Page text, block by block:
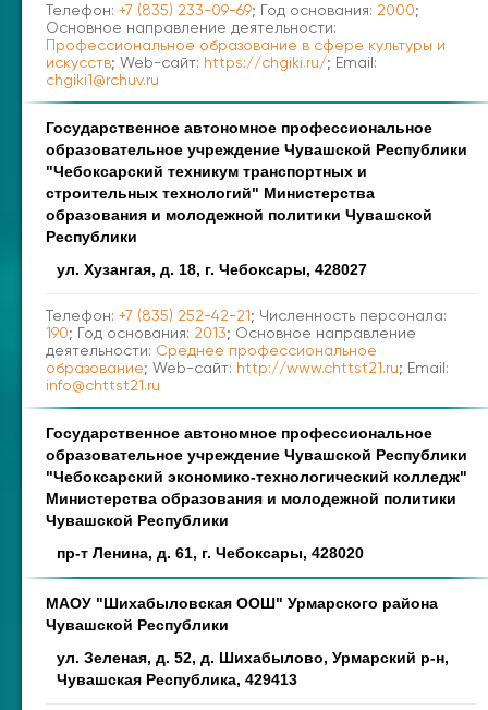
Телефон: +7 (835) 233-09-69; Год основания: 2000;
Основное направление деятельности:
Профессиональное образование в сфере культуры и
искусств; Web-сайт: https://chgiki.ru/; Email:
chgiki1@rchuv.ru
Государственное автономное профессиональное
образовательное учреждение Чувашской Республики
"Чебоксарский техникум транспортных и
строительных технологий" Министерства
образования и молодежной политики Чувашской
Республики
ул. Хузангая, д. 18, г. Чебоксары, 428027
Телефон: +7 (835) 252-42-21; Численность персонала:
190; Год основания: 2013; Основное направление
деятельности: Cреднее профессиональное
образование; Web-сайт: http://www.chttst21.ru; Email:
info@chttst21.ru
Государственное автономное профессиональное
образовательное учреждение Чувашской Республики
"Чебоксарский экономико-технологический колледж"
Министерства образования и молодежной политики
Чувашской Республики
пр-т Ленина, д. 61, г. Чебоксары, 428020
МАОУ "Шихабыловская ООШ" Урмарского района
Чувашской Республики
ул. Зеленая, д. 52, д. Шихабылово, Урмарский р-н,
Чувашская Республика, 429413